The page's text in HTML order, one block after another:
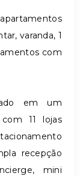
apartamentos
varanda, 1
com
em um
11 lojas
recepção
mini